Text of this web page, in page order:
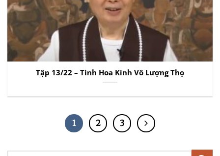
Tập 13/22 – Tinh Hoa Kinh Vô Lượng Thọ
1 2 3